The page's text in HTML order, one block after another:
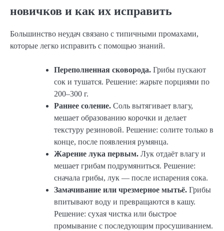
новичков и как их исправить
Большинство неудач связано с типичными промахами,
которые легко исправить с помощью знаний.
Переполненная сковорода. Грибы пускают
сок и тушатся. Решение: жарьте порциями по
200–300 г.
Раннее соление. Соль вытягивает влагу,
мешает образованию корочки и делает
текстуру резиновой. Решение: солите только в
конце, после появления румянца.
Жарение лука первым. Лук отдаёт влагу и
мешает грибам подрумяниться. Решение:
сначала грибы, лук — после испарения сока.
Замачивание или чрезмерное мытьё. Грибы
впитывают воду и превращаются в кашу.
Решение: сухая чистка или быстрое
промывание с последующим просушиванием.